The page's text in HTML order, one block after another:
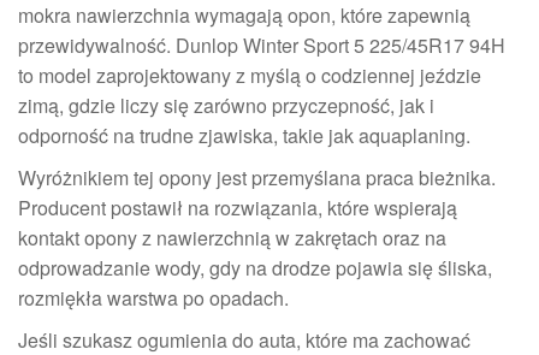
mokra nawierzchnia wymagają opon, które zapewnią
przewidywalność. Dunlop Winter Sport 5 225/45R17 94H
to model zaprojektowany z myślą o codziennej jeździe
zimą, gdzie liczy się zarówno przyczepność, jak i
odporność na trudne zjawiska, takie jak aquaplaning.
Wyróżnikiem tej opony jest przemyślana praca bieżnika.
Producent postawił na rozwiązania, które wspierają
kontakt opony z nawierzchnią w zakrętach oraz na
odprowadzanie wody, gdy na drodze pojawia się śliska,
rozmiękła warstwa po opadach.
Jeśli szukasz ogumienia do auta, które ma zachować